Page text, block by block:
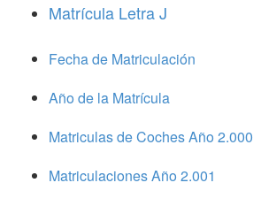
Matrícula Letra J
Fecha de Matriculación
Año de la Matrícula
Matriculas de Coches Año 2.000
Matriculaciones Año 2.001